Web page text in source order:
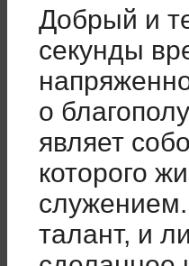
Добрый и
секунды
о
являет
которого
талант, и